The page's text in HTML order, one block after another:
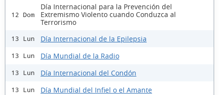
12 Dom
Día Internacional para la Prevención del
Extremismo Violento cuando Conduzca al
Terrorismo
13 Lun Día Internacional de la Epilepsia
13 Lun Día Mundial de la Radio
13 Lun Día Internacional del Condón
13 Lun Día Mundial del Infiel o el Amante